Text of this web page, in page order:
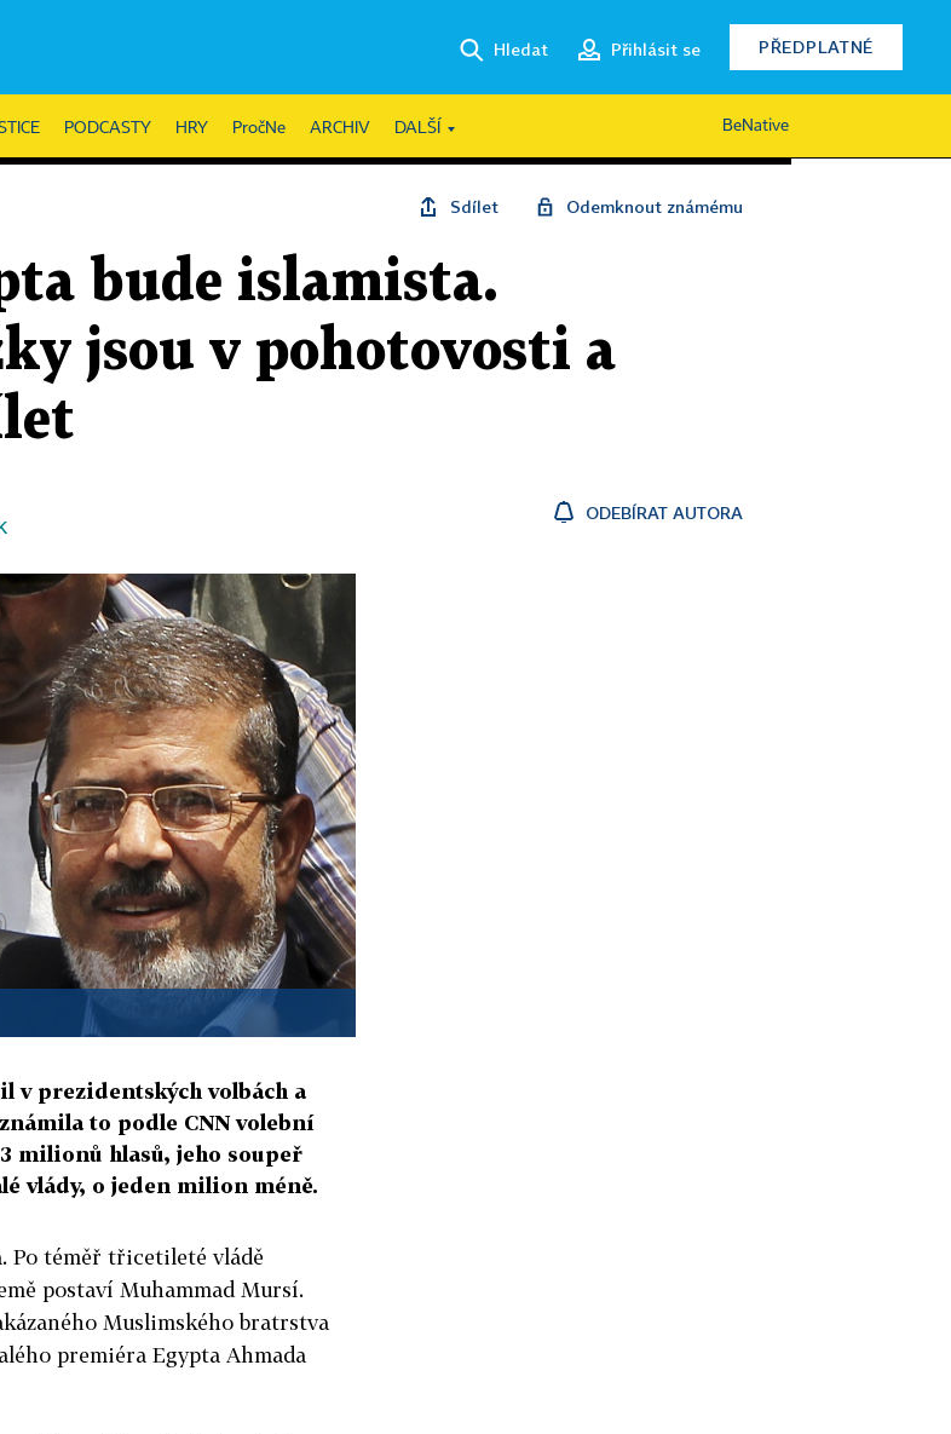
Hledat Přihlásit se PŘEDPLATNÉ
PODCASTY HRY PročNe ARCHIV DALŠÍ BeNative
Sdílet Odemknout známému
bude islamista.
jsou v pohotovosti a
ODEBÍRAT AUTORA
v prezidentských volbách a
to podle CNN volební
milionů hlasů, jeho soupeř
vlády, o jeden milion méně.
Po téměř třicetileté vládě
postaví Muhammad Mursí.
Muslimského bratrstva
premiéra Egypta Ahmada